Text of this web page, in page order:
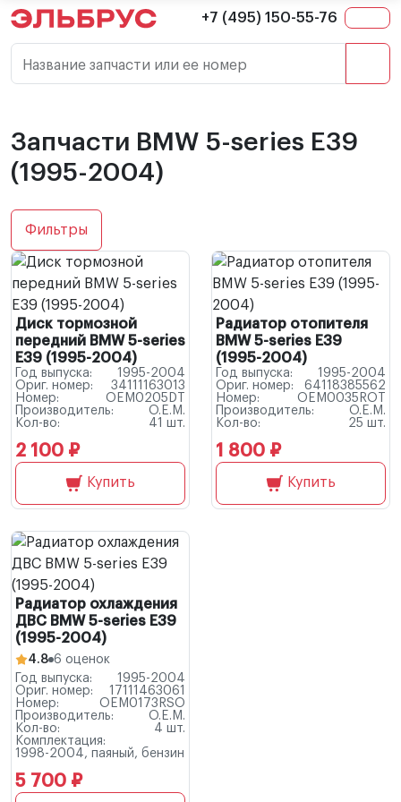
+7 (495) 150-55-76
Название запчасти или ее номер
Запчасти BMW 5-series E39
(1995-2004)
Фильтры
Диск тормозной
передний BMW 5-series
E39 (1995-2004)
Год выпуска:
1995-2004
Ориг. номер:
34111163013
Номер:
OEM0205DT
Производитель:
O.E.M.
Кол-во:
41 шт.
2 100 ₽
Купить
Радиатор отопителя
BMW 5-series E39
(1995-2004)
Год выпуска:
1995-2004
Ориг. номер:
64118385562
Номер:
OEM0035ROT
Производитель:
O.E.M.
Кол-во:
25 шт.
1 800 ₽
Купить
Радиатор охлаждения
ДВС BMW 5-series E39
(1995-2004)
4.8 6 оценок
Год выпуска:
1995-2004
Ориг. номер:
17111463061
Номер:
OEM0173RSO
Производитель:
O.E.M.
Кол-во:
4 шт.
Комплектация:
1998-2004, паяный, бензин
5 700 ₽